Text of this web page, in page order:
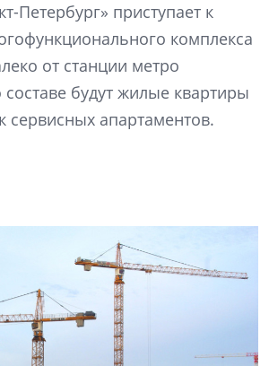
Петербург» приступает к
комплекса
от станции метро
будут жилые квартиры
апартаментов.